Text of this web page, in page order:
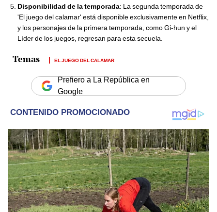
Disponibilidad de la temporada: La segunda temporada de
'El juego del calamar' está disponible exclusivamente en Netflix,
y los personajes de la primera temporada, como Gi-hun y el
Líder de los juegos, regresan para esta secuela.
EL JUEGO DEL CALAMAR
Prefiero a La República en
Google